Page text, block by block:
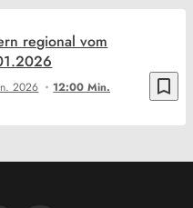
bookmark_border
2026 12:00 Min.
regional vom